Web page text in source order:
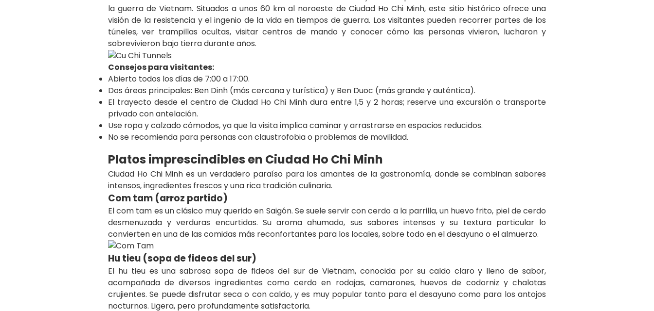
la guerra de Vietnam. Situados a unos 60 km al noroeste de Ciudad Ho Chi Minh, este sitio histórico ofrece una
visión de la resistencia y el ingenio de la vida en tiempos de guerra. Los visitantes pueden recorrer partes de los
túneles, ver trampillas ocultas, visitar centros de mando y conocer cómo las personas vivieron, lucharon y
sobrevivieron bajo tierra durante años.
Consejos para visitantes:
Abierto todos los días de 7:00 a 17:00.
Dos áreas principales: Ben Dinh (más cercana y turística) y Ben Duoc (más grande y auténtica).
El trayecto desde el centro de Ciudad Ho Chi Minh dura entre 1,5 y 2 horas; reserve una excursión o transporte
privado con antelación.
Use ropa y calzado cómodos, ya que la visita implica caminar y arrastrarse en espacios reducidos.
No se recomienda para personas con claustrofobia o problemas de movilidad.
Platos imprescindibles en Ciudad Ho Chi Minh
Ciudad Ho Chi Minh es un verdadero paraíso para los amantes de la gastronomía, donde se combinan sabores
intensos, ingredientes frescos y una rica tradición culinaria.
Com tam (arroz partido)
El com tam es un clásico muy querido en Saigón. Se suele servir con cerdo a la parrilla, un huevo frito, piel de cerdo
desmenuzada y verduras encurtidas. Su aroma ahumado, sus sabores intensos y su textura particular lo
convierten en una de las comidas más reconfortantes para los locales, sobre todo en el desayuno o el almuerzo.
Hu tieu (sopa de fideos del sur)
El hu tieu es una sabrosa sopa de fideos del sur de Vietnam, conocida por su caldo claro y lleno de sabor,
acompañada de diversos ingredientes como cerdo en rodajas, camarones, huevos de codorniz y chalotas
crujientes. Se puede disfrutar seca o con caldo, y es muy popular tanto para el desayuno como para los antojos
nocturnos. Ligera, pero profundamente satisfactoria.